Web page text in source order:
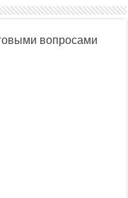
вопросами